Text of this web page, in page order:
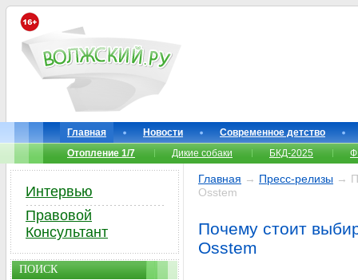
Главная Новости
Современное детство
Отопление 1/7
Дикие собаки БКД-2025
Главная → Пресс-релизы →
Osstem
Почему стоит
Osstem
Интервью
Правовой
Консультант
ПОИСК